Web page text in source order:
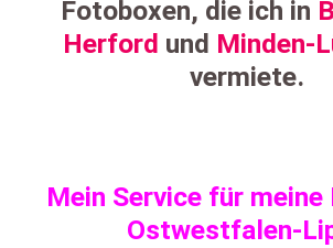
Fotoboxen, die ich in
Herford und Minden-
vermiete.
Mein Service für meine
Ostwestfalen-